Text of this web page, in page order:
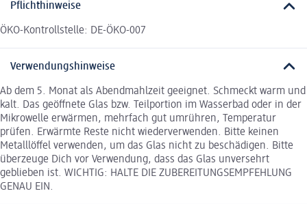
Pflichthinweise
ÖKO-Kontrollstelle: DE-ÖKO-007
Verwendungshinweise
Ab dem 5. Monat als Abendmahlzeit geeignet. Schmeckt warm und
kalt. Das geöffnete Glas bzw. Teilportion im Wasserbad oder in der
Mikrowelle erwärmen, mehrfach gut umrühren, Temperatur
prüfen. Erwärmte Reste nicht wiederverwenden. Bitte keinen
Metalllöffel verwenden, um das Glas nicht zu beschädigen. Bitte
überzeuge Dich vor Verwendung, dass das Glas unversehrt
geblieben ist. WICHTIG: HALTE DIE ZUBEREITUNGSEMPFEHLUNG
GENAU EIN.